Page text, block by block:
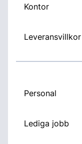
Kontor
Leveransvillkor
Personal
Lediga jobb